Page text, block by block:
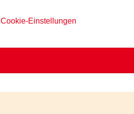
Cookie-Einstellungen